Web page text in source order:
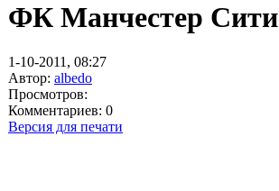
ФК Манчестер Сити
1-10-2011, 08:27
Автор: albedo
Просмотров:
Комментариев: 0
Версия для печати